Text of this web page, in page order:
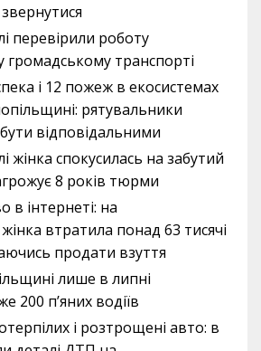
перевірили роботу
громадському транспорті
і 12 пожеж в екосистемах
рятувальники
відповідальними
жінка спокусилась на забутий
8 років тюрми
в інтернеті: на
втратила понад 63 тисячі
продати взуття
лише в липні
200 п’яних водіїв
і розтрощені авто: в